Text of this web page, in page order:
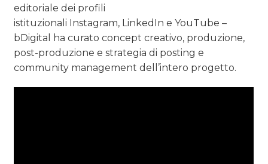
editoriale dei profili
istituzionali Instagram, LinkedIn e YouTube –
bDigital ha curato concept creativo, produzione,
post-produzione e strategia di posting e
community management dell’intero progetto.